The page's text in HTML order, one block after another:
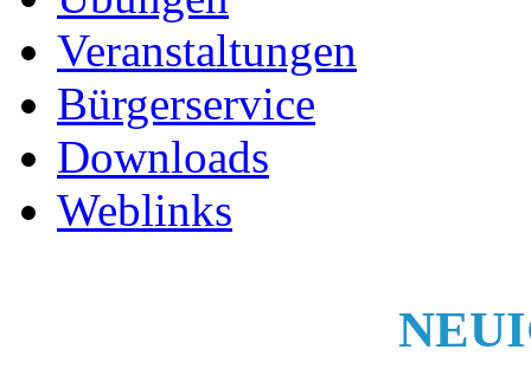
Veranstaltungen
Bürgerservice
Downloads
Weblinks